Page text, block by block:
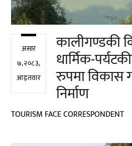
असार
७,२०८३,
आइतवार
कालीगण्डकी
धार्मिक-
रुपमा विकास
निर्माण
TOURISM FACE CORRESPONDENT